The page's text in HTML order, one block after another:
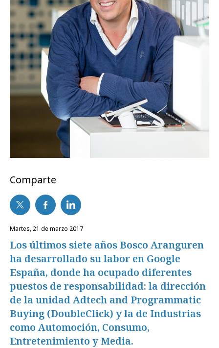
Comparte
martes, 21 de marzo 2017
Los últimos siete años Bosco Aranguren
ha desarrollado su labor en Google
España, donde ha ocupado diferentes
puestos de responsabilidad: la dirección
de la unidad Adtech and Programmatic
Buying (DoubleClick) y la de Industrias
como Automoción, Consumo,
Entretenimiento y Media.